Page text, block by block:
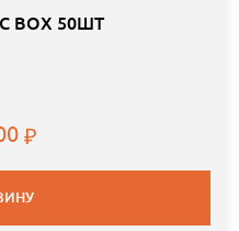
BOX 50ШТ